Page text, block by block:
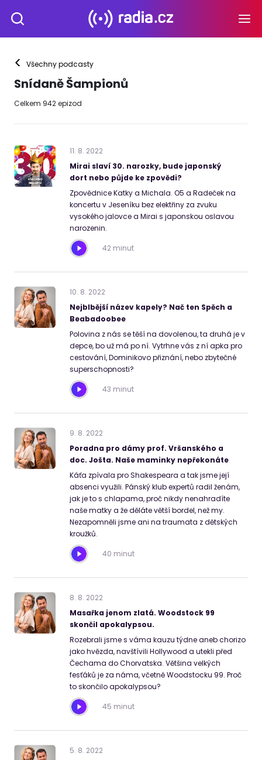
< Všechny podcasty
Snídaně Šampionů
Celkem 942epizod
11. 8. 2022
Mirai slaví 30. narozky, bude japonský
dort nebo půjde ke zpovědi?
Zpovědnice Katky a Michala. O5 a Radeček na
koncertu v Jeseníku bez elektřiny za zvuku
vysokého jalovce a Mirai s japonskou oslavou
narozenin.
42 minut
10. 8. 2022
Nejblbější název kapely? Nač ten Spěch a
Beabadoobee
Polovina z nás se těší na dovolenou, ta druhá je v
depce, bo už má po ní. Vytrhne vás z ní apka pro
cestování, Dominikovo přiznání, nebo zbytečné
superschopnosti?
43 minut
9. 8. 2022
Poradna pro dámy prof. Vršanského a
doc. Jošta. Naše maminky nepřekonáte
Káťa zpívala pro Shakespeara a tak jsme její
absenci využili. Pánský klub expertů radil ženám,
jak je to s chlapama, proč nikdy nenahradíte
naše matky a že děláte větší bordel, než my.
Nezapomněli jsme ani na traumata z dětských
kroužků.
40 minut
8. 8. 2022
Masařka jenom zlatá. Woodstock 99
skončil apokalypsou.
Rozebrali jsme s váma kauzu týdne aneb chorizo
jako hvězda, navštívili Hollywood a utekli před
Čechama do Chorvatska. Většina velkých
fesťáků je za náma, včetně Woodstocku 99. Proč
to skončilo apokalypsou?
45 minut
5. 8. 2022